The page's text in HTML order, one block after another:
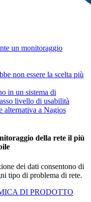
un monitoraggio
non essere la scelta più
in un sistema di
livello di usabilità
alternativa a Nagios
della rete il più
dei dati consentono di
tipo di problema di rete.
DI PRODOTTO